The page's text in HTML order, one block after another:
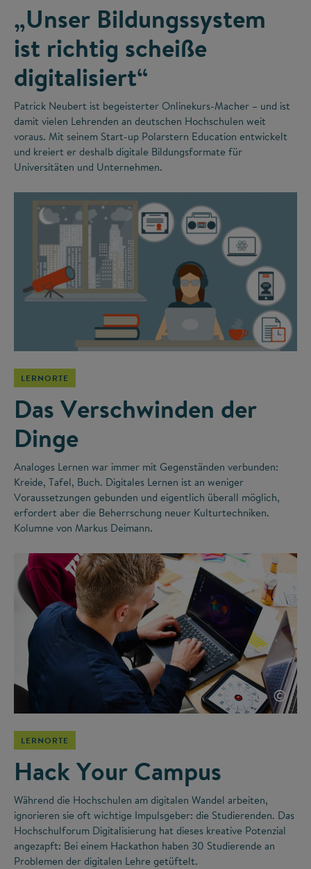
„Unser Bildungssystem
ist richtig scheiße
digitalisiert“
Patrick Neubert ist begeisterter Onlinekurs-Macher – und ist
damit vielen Lehrenden an deutschen Hochschulen weit
voraus. Mit seinem Start-up Polarstern Education entwickelt
und kreiert er deshalb digitale Bildungsformate für
Universitäten und Unternehmen.
LERNORTE
Das Verschwinden der
Dinge
Analoges Lernen war immer mit Gegenständen verbunden:
Kreide, Tafel, Buch. Digitales Lernen ist an weniger
Voraussetzungen gebunden und eigentlich überall möglich,
erfordert aber die Beherrschung neuer Kulturtechniken.
Kolumne von Markus Deimann.
©
LERNORTE
Hack Your Campus
Während die Hochschulen am digitalen Wandel arbeiten,
ignorieren sie oft wichtige Impulsgeber: die Studierenden. Das
Hochschulforum Digitalisierung hat dieses kreative Potenzial
angezapft: Bei einem Hackathon haben 30 Studierende an
Problemen der digitalen Lehre getüftelt.